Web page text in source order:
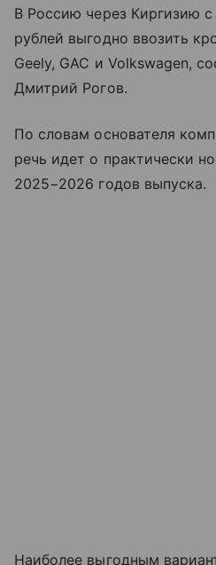
В Россию через Киргизию
рублей выгодно ввозить
Geely, GAC и Volkswagen,
Дмитрий Рогов.
По словам основателя
речь идет о практически
2025−2026 годов выпуска.
Наиболее выгодным